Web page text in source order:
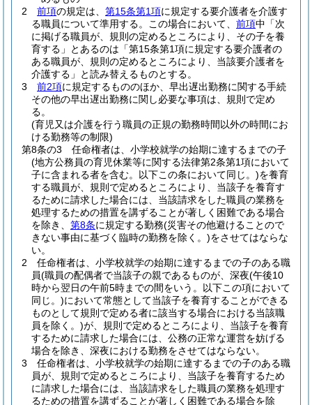
2
前項の規定は、 第15条第1項に規定する要介護者を介護す
る職員について準用する。
この場合において、 前項中「次
に掲げる職員が、規則の定めるところにより、その子を養
育する」とあるのは「第15条第1項に規定する要介護者の
ある職員が、規則の定めるところにより、当該要介護者を
介護する」と読み替えるものとする。
3
前2項に規定するもののほか、早出遅出勤務に関する手続
その他の早出遅出勤務に関し必要な事項は、規則で定め
る。
(育児又は介護を行う職員の正規の勤務時間以外の時間にお
ける勤務等の制限)
第8条の3
任命権者は、小学校就学の始期に達するまでの子
(地方公務員の育児休業等に関する法律第2条第1項において
子に含まれる者を含む。以下この条において同じ。)を養育
する職員が、規則で定めるところにより、当該子を養育す
るために請求した場合には、当該請求をした職員の業務を
処理するための措置を講ずることが著しく困難である場合
を除き、 第8条に規定する勤務(災害その他避けることので
きない事由に基づく臨時の勤務を除く。)をさせてはならな
い。
2
任命権者は、小学校就学の始期に達するまでの子のある職
員(職員の配偶者で当該子の親であるものが、深夜(午後10
時から翌日の午前5時までの間をいう。以下この項において
同じ。)において常態として当該子を養育することができる
ものとして規則で定める者に該当する場合における当該職
員を除く。)が、規則で定めるところにより、当該子を養育
するために請求した場合には、公務の正常な運営を妨げる
場合を除き、深夜における勤務をさせてはならない。
3
任命権者は、小学校就学の始期に達するまでの子のある職
員が、規則で定めるところにより、当該子を養育するため
に請求した場合には、当該請求をした職員の業務を処理す
るための措置を講ずることが著しく困難である場合を除